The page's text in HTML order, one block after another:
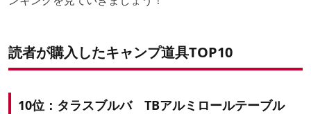
読者が購入したキャンプ道具TOP10
10位：タラスブルバ TBアルミロールテーブル